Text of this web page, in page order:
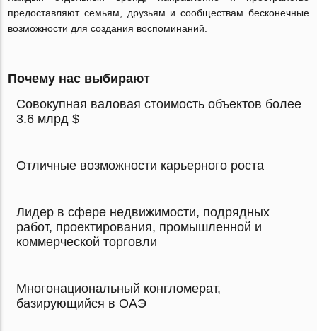
предоставляют семьям, друзьям и сообществам бесконечные
возможности для создания воспоминаний.
Почему нас выбирают
Совокупная валовая стоимость объектов более
3.6 млрд $
Отличные возможности карьерного роста
Лидер в сфере недвижимости, подрядных
работ, проектирования, промышленной и
коммерческой торговли
Многонациональный конгломерат,
базирующийся в ОАЭ